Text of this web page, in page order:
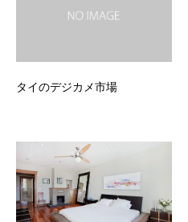
タイのデジカメ市場